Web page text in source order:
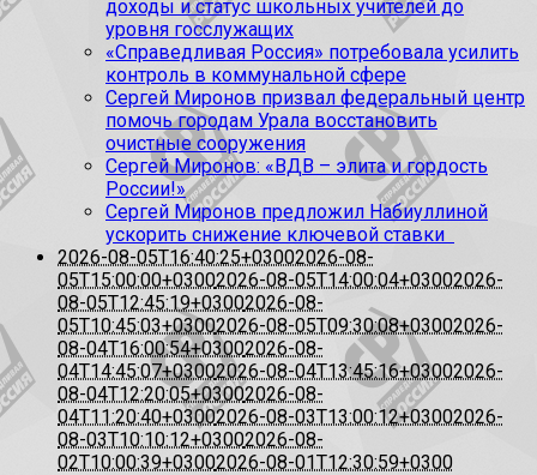
доходы и статус школьных учителей до
уровня госслужащих
«Справедливая Россия» потребовала усилить
контроль в коммунальной сфере
Сергей Миронов призвал федеральный центр
помочь городам Урала восстановить
очистные сооружения
Сергей Миронов: «ВДВ – элита и гордость
России!»
Сергей Миронов предложил Набиуллиной
ускорить снижение ключевой ставки
2026-08-05T16:40:25+03002026-08-
05T15:00:00+03002026-08-05T14:00:04+03002026-
08-05T12:45:19+03002026-08-
05T10:45:03+03002026-08-05T09:30:08+03002026-
08-04T16:00:54+03002026-08-
04T14:45:07+03002026-08-04T13:45:16+03002026-
08-04T12:20:05+03002026-08-
04T11:20:40+03002026-08-03T13:00:12+03002026-
08-03T10:10:12+03002026-08-
02T10:00:39+03002026-08-01T12:30:59+0300